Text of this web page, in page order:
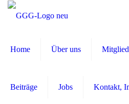
Home Über uns
Beiträge Jobs Kontakt,